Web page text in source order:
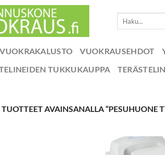
VUOKRAKALUSTO VUOKRAUSEHDOT
TUKKUKAUPPA
TUOTTEET AVAINSANALLA “PESUHUONE